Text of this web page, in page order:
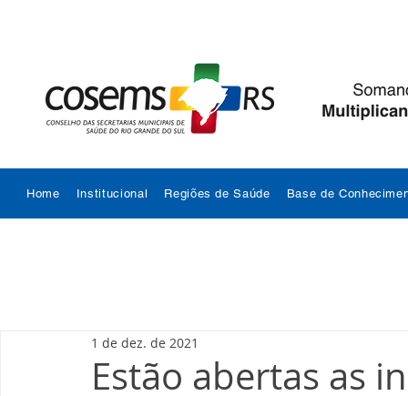
Home Institucional Regiões de Saúde Base de
Estão abertas as
1 de dez. de 2021